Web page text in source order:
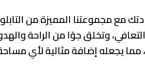
مع مجموعتنا المميزة من
، وتخلق جوًا منالراحة
يجعله إضافة مثالية لأي